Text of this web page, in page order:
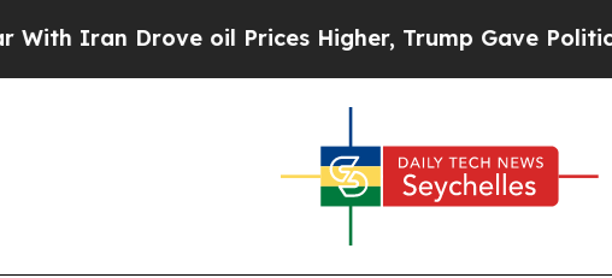
Drove oil Prices Higher, Trump Gave Politically